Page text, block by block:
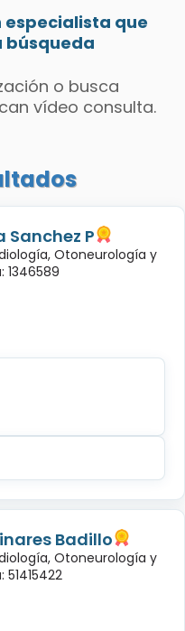
especialista que
búsqueda
o busca
vídeo consulta.
Sanchez P
Otoneurología y
1346589
Badillo
Otoneurología y